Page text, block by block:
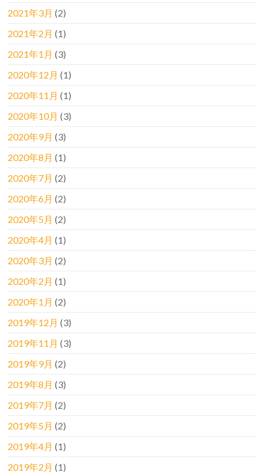
2021年3月 (2)
2021年2月 (1)
2021年1月 (3)
2020年12月 (1)
2020年11月 (1)
2020年10月 (3)
2020年9月 (3)
2020年8月 (1)
2020年7月 (2)
2020年6月 (2)
2020年5月 (2)
2020年4月 (1)
2020年3月 (2)
2020年2月 (1)
2020年1月 (2)
2019年12月 (3)
2019年11月 (3)
2019年9月 (2)
2019年8月 (3)
2019年7月 (2)
2019年5月 (2)
2019年4月 (1)
2019年2月 (1)